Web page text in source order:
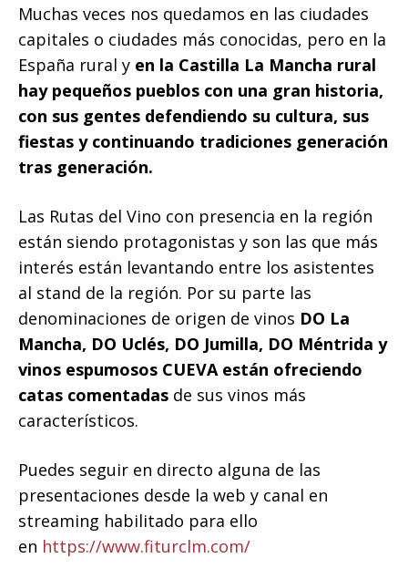
Muchas veces nos quedamos en las ciudades
capitales o ciudades más conocidas, pero en la
España rural y en la Castilla La Mancha rural
hay pequeños pueblos con una gran historia,
con sus gentes defendiendo su cultura, sus
fiestas y continuando tradiciones generación
tras generación.
Las Rutas del Vino con presencia en la región
están siendo protagonistas y son las que más
interés están levantando entre los asistentes
al stand de la región. Por su parte las
denominaciones de origen de vinos DO La
Mancha, DO Uclés, DO Jumilla, DO Méntrida y
vinos espumosos CUEVA están ofreciendo
catas comentadas de sus vinos más
característicos.
Puedes seguir en directo alguna de las
presentaciones desde la web y canal en
streaming habilitado para ello
en https://www.fiturclm.com/